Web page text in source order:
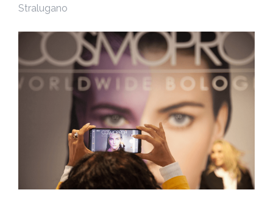
Stralugano